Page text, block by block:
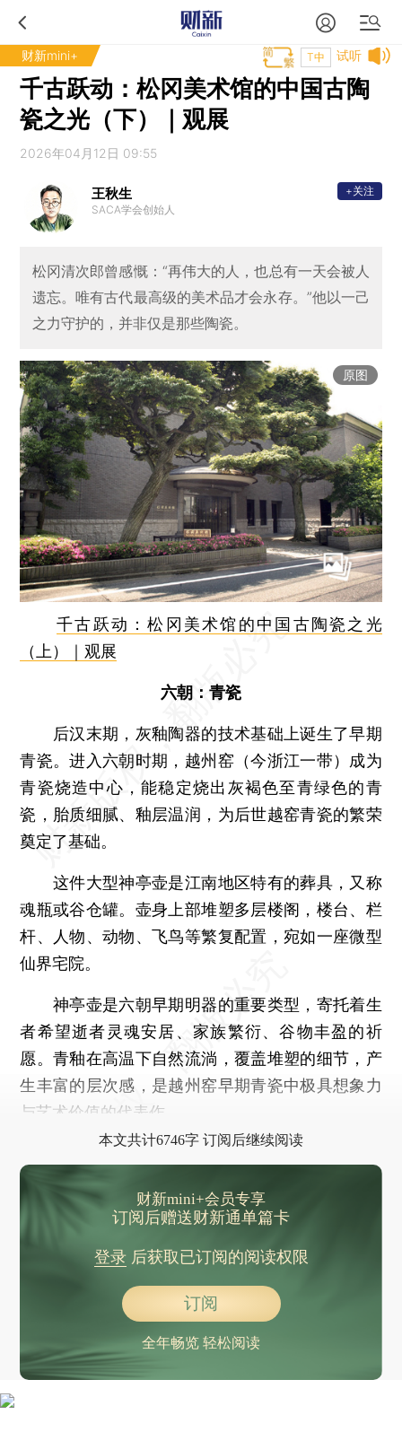
财新mini+ 试听
T中
千古跃动：松冈美术馆的中国古陶
瓷之光（下）｜观展
2026年04月12日 09:55
王秋生
SACA学会创始人
+关注
松冈清次郎曾感慨：“再伟大的人，也总有一天会被人
遗忘。唯有古代最高级的美术品才会永存。”他以一己
之力守护的，并非仅是那些陶瓷。
原图
千古跃动：松冈美术馆的中国古陶瓷之光
（上）｜观展
六朝：青瓷
后汉末期，灰釉陶器的技术基础上诞生了早期
青瓷。进入六朝时期，越州窑（今浙江一带）成为
青瓷烧造中心，能稳定烧出灰褐色至青绿色的青
瓷，胎质细腻、釉层温润，为后世越窑青瓷的繁荣
奠定了基础。
这件大型神亭壶是江南地区特有的葬具，又称
魂瓶或谷仓罐。壶身上部堆塑多层楼阁，楼台、栏
杆、人物、动物、飞鸟等繁复配置，宛如一座微型
仙界宅院。
神亭壶是六朝早期明器的重要类型，寄托着生
者希望逝者灵魂安居、家族繁衍、谷物丰盈的祈
愿。青釉在高温下自然流淌，覆盖堆塑的细节，产
生丰富的层次感，是越州窑早期青瓷中极具想象力
与艺术价值的代表作。
本文共计6746字 订阅后继续阅读
财新mini+会员专享
订阅后赠送财新通单篇卡
登录后获取已订阅的阅读权限
订阅
全年畅览 轻松阅读